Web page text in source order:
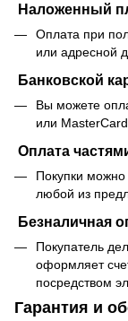
Наложенный
Оплата при
или адресной
Банковской
Вы можете
или MasterCard.
Оплата
Покупки
любой из
Безналичная
Покупатель
оформляет
посредством
Гарантия и